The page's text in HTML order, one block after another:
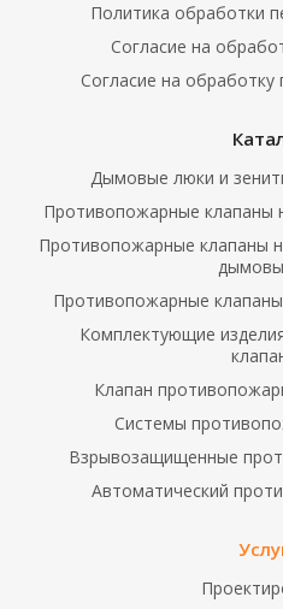
Политика обработки
Согласие на
Согласие на
Дымовые люки и
Противопожарные
Противопожарные клапаны
Противопожарные
Комплектующие
Клапан
Системы
Взрывозащищенные
Автоматический